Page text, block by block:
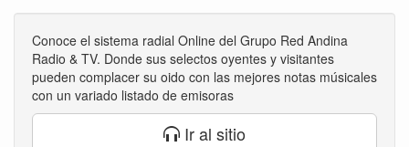
Conoce el sistema radial Online del Grupo Red Andina
Radio & TV. Donde sus selectos oyentes y visitantes
pueden complacer su oido con las mejores notas músicales
con un variado listado de emisoras
Ir al sitio